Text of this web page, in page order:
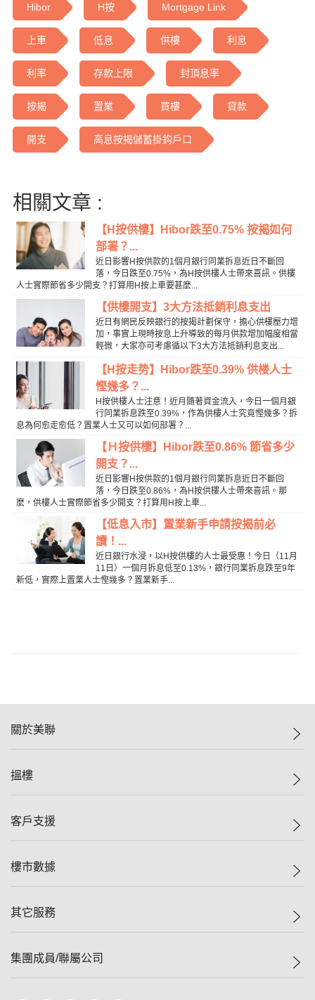
Hibor H按 Mortgage Link
上車 低息 供樓 利息
利率 存款上限 封頂息率
按揭 置業 買樓 貸款
開支 高息按揭儲蓄掛鈎戶口
相關文章 :
【H按供樓】Hibor跌至0.75% 按揭如何
部署？...
近日影響H按供款的1個月銀行同業拆息近日不斷回
落，今日跌至0.75%，為H按供樓人士帶來喜訊。供樓
人士實際節省多少開支？打算用H按上車要甚麼...
【供樓開支】3大方法抵銷利息支出
近日有網民反映銀行的按揭計劃保守，擔心供樓壓力增
加，事實上現時按息上升導致的每月供款增加幅度相當
輕微，大家亦可考慮循以下3大方法抵銷利息支出...
【H按走势】Hibor跌至0.39% 供楼人士
慳幾多？...
H按供樓人士注意！近月隨著資金流入，今日一個月銀
行同業拆息跌至0.39%，作為供樓人士究竟慳幾多？拆
息為何愈走愈低？置業人士又可以如何部署？...
【Ｈ按供樓】Hibor跌至0.86% 節省多少
開支？...
近日影響H按供款的1個月銀行同業拆息近日不斷回
落，今日跌至0.86%，為H按供樓人士帶來喜訊。那
麼，供樓人士實際節省多少開支？打算用H按上車...
【低息入市】置業新手申請按揭前必
讀！...
近日銀行水浸，以H按供樓的人士最受惠！今日（11月
11日）一個月拆息低至0.13%，銀行同業拆息跌至9年
新低，實際上置業人士慳幾多？置業新手...
關於美聯
美聯集團
人才招募
搵樓
一手新盤
減價
美聯豪宅
獨家樓盤
租盤
客戶支援
自助放盤
查詢熱線
按揭計算機
負擔能力計算機
樓市數據
樓價指數
歷史成交
其它服務
屋苑專頁
集團成員/聯屬公司